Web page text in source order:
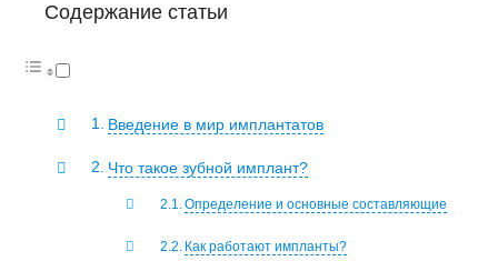
Содержание статьи
Введение в мир имплантатов
Что такое зубной имплант?
Определение и основные составляющие
Как работают импланты?